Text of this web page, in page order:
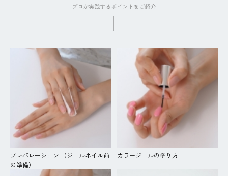
プレパレーション （ジェルネイル前
の準備）
カラージェルの塗り方